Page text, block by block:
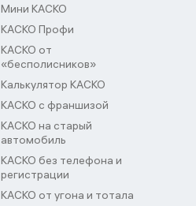
Мини КАСКО
КАСКО Профи
КАСКО от
«бесполисников»
Калькулятор КАСКО
КАСКО с франшизой
КАСКО на старый
автомобиль
КАСКО без телефона и
регистрации
КАСКО от угона и тотала